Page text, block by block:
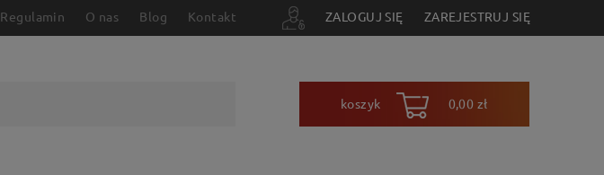
Regulamin O nas Blog Kontakt ZALOGUJ SIĘ ZAREJESTRUJ SIĘ
koszyk 0,00 zł